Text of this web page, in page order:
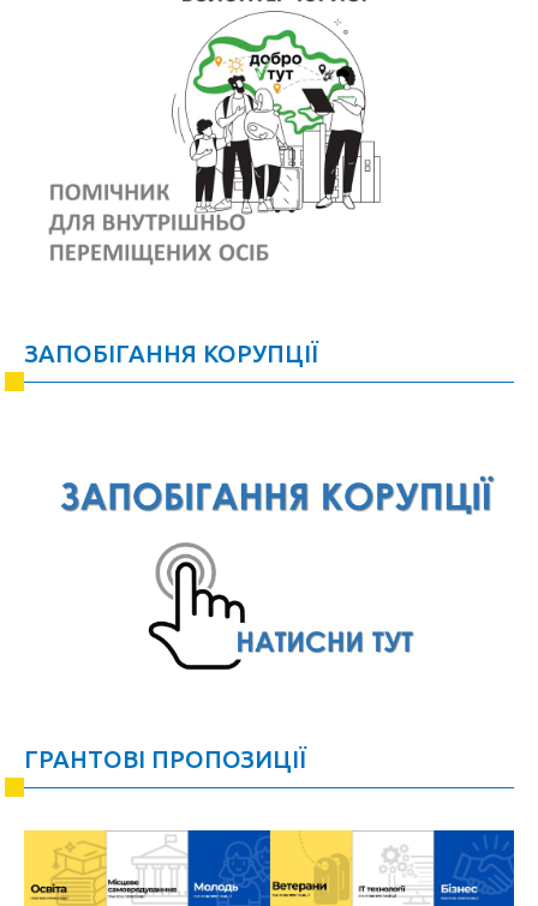
ЗАПОБІГАННЯ КОРУПЦІЇ
ГРАНТОВІ ПРОПОЗИЦІЇ